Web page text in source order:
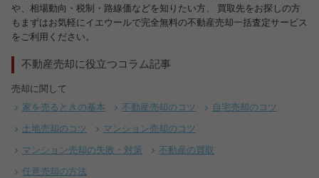
や、相場動向・税制・路線価などを知りたい方、 買取先をお探しの方
もまずはお気軽にイエウールで完全無料の不動産売却一括査定サービス
をご利用ください。
不動産売却に役立つコラム記事
売却に関して
家を売るときの基本 不動産売却のコツ 自宅売却のコツ
土地売却のコツ マンション売却のコツ
マンション売却の失敗・対策 不動産の買取
任意売却の方法